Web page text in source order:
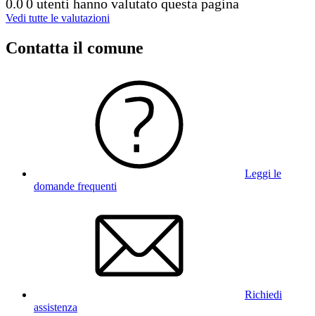
0.00 utenti hanno valutato questa pagina
Vedi tutte le valutazioni
Contatta il comune
Leggi le
domande frequenti
Richiedi
assistenza